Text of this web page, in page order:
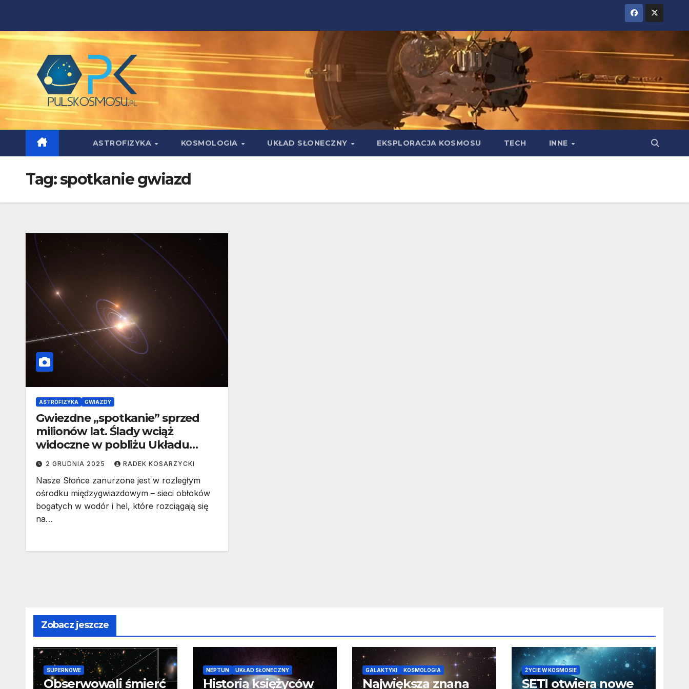
content
ASTROFIZYKA KOSMOLOGIA UKŁAD SŁONECZNY EKSPLORACJA KOSMOSU TECH INNE
Tag:spotkanie gwiazd
ASTROFIZYKA GWIAZDY
Gwiezdne „spotkanie” sprzed
milionów lat. Ślady wciąż
widoczne w pobliżu Układu
Słonecznego
2 GRUDNIA 2025 RADEK KOSARZYCKI
Nasze Słońce zanurzone jest w rozległym
ośrodku międzygwiazdowym – sieci obłoków
bogatych w wodór i hel, które rozciągają się
na…
Zobacz jeszcze
SUPERNOWE
Obserwowali śmierć
NEPTUN UKŁAD SŁONECZNY
Historia księżyców
GALAKTYKI KOSMOLOGIA
Największa znana
ŻYCIE W KOSMOSIE
SETI otwiera nowe